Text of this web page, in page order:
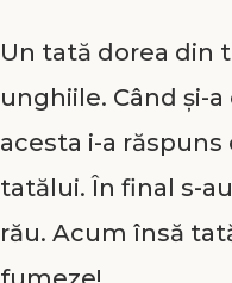
Un tată dorea din
unghiile. Când şi-
acesta i-a
tatălui. În final s-
rău. Acum însă